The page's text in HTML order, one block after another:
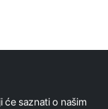
će saznati o našim